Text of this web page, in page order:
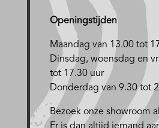
Openingstijden
Maandag van 13.00 tot
Dinsdag, woensdag en
tot 17.30 uur
Donderdag van 9.30 tot
Bezoek onze showroom